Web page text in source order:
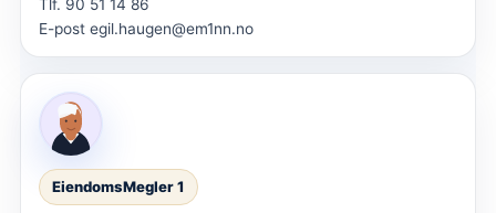
Tlf. 90 51 14 86
E-post egil.haugen@em1nn.no
EiendomsMegler 1